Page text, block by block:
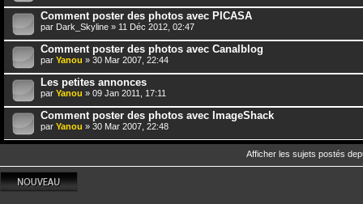
Comment poster des photos avec PICASA
par Dark_Skyline » 11 Déc 2012, 02:47
Comment poster des photos avec Canalblog
par Yanou » 30 Mar 2007, 22:44
Les petites annonces
par Yanou » 09 Jan 2011, 17:11
Comment poster des photos avec ImageShack
par Yanou » 30 Mar 2007, 22:48
Afficher les sujets postés
Écrire un nouveau
sujet